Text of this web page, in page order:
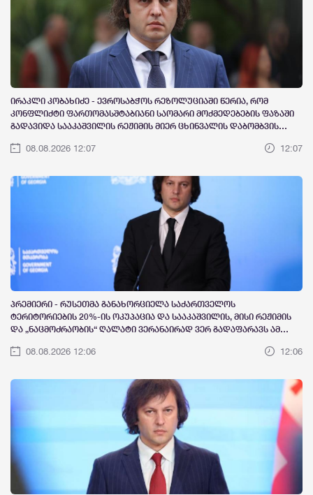
ირაკლი კობახიძე - ევროსაბჭოს რეზოლუციაში წერია, რომ
კონფლიქტი ფართომასშტაბიანი საომარი მოქმედებების ფაზაში
გადავიდა სააკაშვილის რეჟიმის მიერ ცხინვალის დაბომბვის
კონფლიქტი ომში გადაიზარდა ნიშნავს იმას, რომ სააკაშვილის
08.08.2026 12:07 12:07
პრემიერი - რუსეთმა განახორციელა საქართველოს
ტერიტორიების 20%-ის ოკუპაცია და სააკაშვილის, მისი რეჟიმის
და „ნაცმოძრაობის“ ღალატი ვერანაირად ვერ გადაფარავს ამ
წინაშე, ჩვენი ხალხის, ჩვენი ჯარისკაცების წინაშე
08.08.2026 12:06 12:06